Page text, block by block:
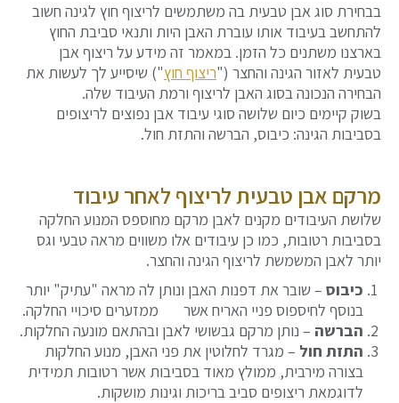
בבחירת סוג אבן טבעית בה משתמשים לריצוף חוץ לגינה חשוב
להתחשב בעיבוד אותו עוברת האבן היות ותנאי סביבת החוץ
בארצנו משתנים כל הזמן. במאמר זה מידע על ריצוף אבן
טבעית לאזור הגינה והחצר ("ריצוף חוץ") שיסייע לך לעשות את
הבחירה הנכונה בסוג האבן לריצוף ורמת העיבוד שלה.
בשוק קיימים כיום שלושה סוגי עיבוד אבן נפוצים לריצופים
בסביבות הגינה: כיבוס, הברשה והתזת חול.
מרקם אבן טבעית לריצוף לאחר עיבוד
שלושת העיבודים מקנים לאבן מרקם מחוספס המנוע החלקה
בסביבות רטובות, כמו כן עיבודים אלו משווים מראה טבעי וגס
יותר לאבן המשמשת לריצוף הגינה והחצר.
כיבוס – שובר את דפנות האבן ונותן לה מראה "עתיק" יותר
בנוסף לחיספוס פניי האריח אשר ממזערים סיכויי החלקה.
הברשה – נותן מרקם גבשושי לאבן ובהתאם מונעה החלקות.
התזת חול – מגרד לחלוטין את פני האבן, מנוע החלקות
בצורה מירבית, ממולץ מאוד בסביבות אשר רטובות תמידית
לדוגמאת ריצופים סביב בריכות וגינות מושקות.